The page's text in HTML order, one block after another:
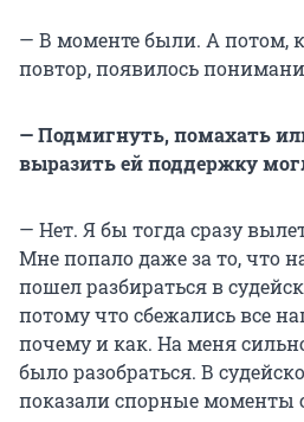
— В моменте были. А потом,
повтор, появилось
— Подмигнуть, помахать
выразить ей поддержку
— Нет. Я бы тогда сразу
Мне попало даже за то, что
пошел разбираться в
потому что сбежались все
почему и как. На меня
было разобраться. В
показали спорные моменты